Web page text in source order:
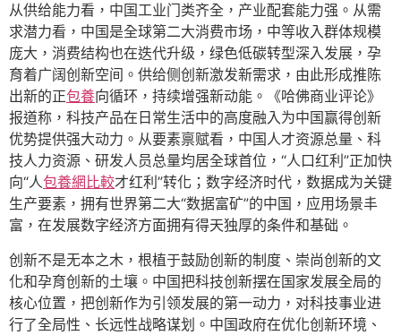
从供给能力看，中国工业门类齐全，产业配套能力强。从需
求潜力看，中国是全球第二大消费市场，中等收入群体规模
庞大，消费结构也在迭代升级，绿色低碳转型深入发展，孕
育着广阔创新空间。供给侧创新激发新需求，由此形成推陈
出新的正包養向循环，持续增强新动能。《哈佛商业评论》
报道称，科技产品在日常生活中的高度融入为中国赢得创新
优势提供强大动力。从要素禀赋看，中国人才资源总量、科
技人力资源、研发人员总量均居全球首位，“人口红利”正加快
向“人包養網比較才红利”转化；数字经济时代，数据成为关键
生产要素，拥有世界第二大“数据富矿”的中国，应用场景丰
富，在发展数字经济方面拥有得天独厚的条件和基础。
创新不是无本之木，根植于鼓励创新的制度、崇尚创新的文
化和孕育创新的土壤。中国把科技创新摆在国家发展全局的
核心位置，把创新作为引领发展的第一动力，对科技事业进
行了全局性、长远性战略谋划。中国政府在优化创新环境、